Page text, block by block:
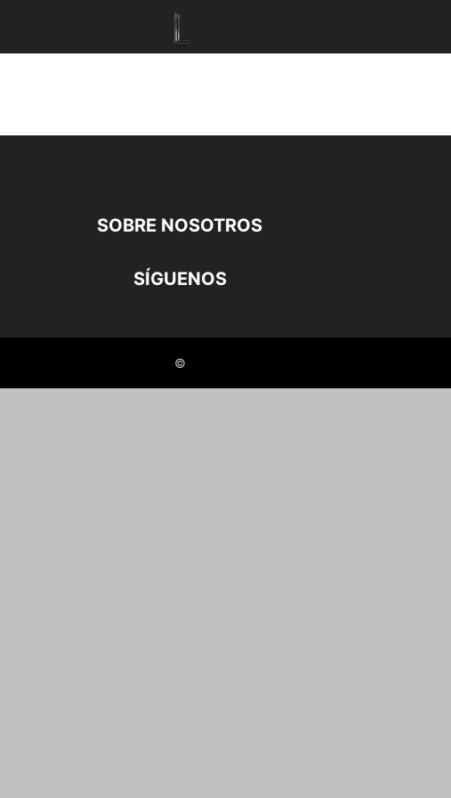
SOBRE NOSOTROS
SÍGUENOS
©